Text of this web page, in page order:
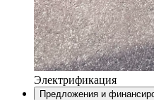
Электрификация
Предложения и